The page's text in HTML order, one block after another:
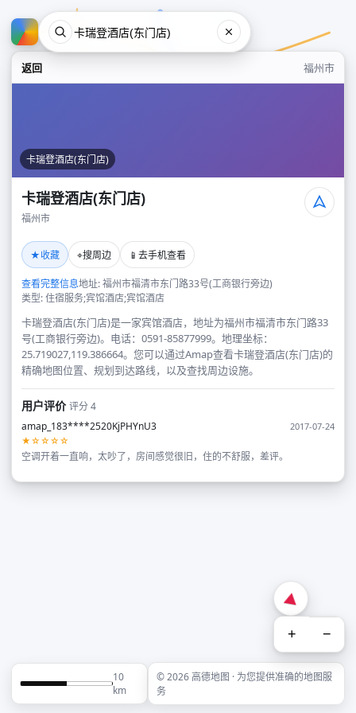
返回 福州市
卡瑞登酒店(东门店)
卡瑞登酒店(东门店)
福州市
★收藏 ⌖搜周边 📱 去手机查看
查看完整信息地址: 福州市福清市东门路33号(工商银行旁边)
类型: 住宿服务;宾馆酒店;宾馆酒店
卡瑞登酒店(东门店)是一家宾馆酒店，地址为福州市福清市东门路33
号(工商银行旁边)。电话：0591-85877999。地理坐标：
25.719027,119.386664。您可以通过Amap查看卡瑞登酒店(东门店)的
精确地图位置、规划到达路线，以及查找周边设施。
用户评价评分 4
amap_183****2520KjPHYnU3
2017-07-24
★☆☆☆☆
空调开着一直响，太吵了，房间感觉很旧，住的不舒服，差评。
+ −
10
km
© 2026 高德地图 · 为您提供准确的地图服
务